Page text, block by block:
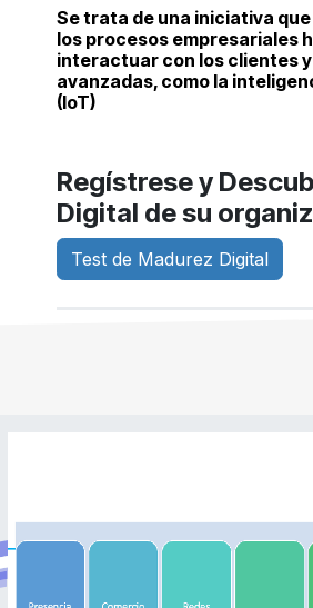
Se trata de una iniciativa
los procesos empresariales
interactuar con los clientes
avanzadas, como la
(IoT)
Regístrese y
Digital de su
Test de Madurez Digital